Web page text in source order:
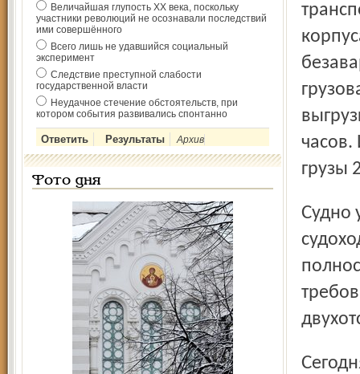
Величайшая глупость ХХ века, поскольку
участники революций не осознавали последствий
ими совершённого
Всего лишь не удавшийся социальный
эксперимент
Следствие преступной слабости
государственной власти
Неудачное стечение обстоятельств, при
котором события развивались спонтанно
Архив
Фото дня
часов.
грузы
Судно удовлетворяет габаритам Волго-Донского
Сегодня на верфи братьев Нобелей идет строителдьство